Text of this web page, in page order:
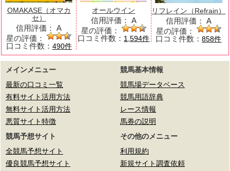
OMAKASE（オマカ
セ）
信用評価： A
星の評価：
口コミ件数： 490件
オールウイン
信用評価： A
星の評価：
口コミ件数： 1,594件
リフレイン（Refrain）
信用評価： A
星の評価：
口コミ件数：858件
メインメニュー
最新の口コミ一覧
有料サイト活用方法
無料サイト活用方法
悪質サイト特徴
競馬基本情報
競馬場データベース
競馬用語辞典
レース情報
馬券の説明
競馬予想サイト
全競馬予想サイト
優良競馬予想サイト
その他のメニュー
利用規約
新規サイト調査依頼